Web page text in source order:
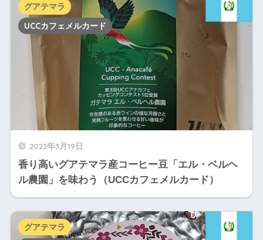
2023年3月19日
香り高いグアテマラ産コーヒー豆「エル・ベルヘ
ル農園」を味わう（UCCカフェメルカード）
グアテマラ
UCCカフェメルカード
グアテマラ